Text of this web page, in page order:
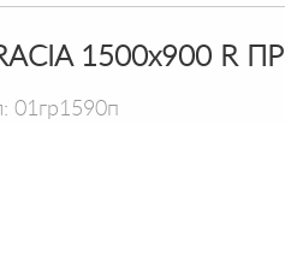
1500х900 R ПР
01гр1590п